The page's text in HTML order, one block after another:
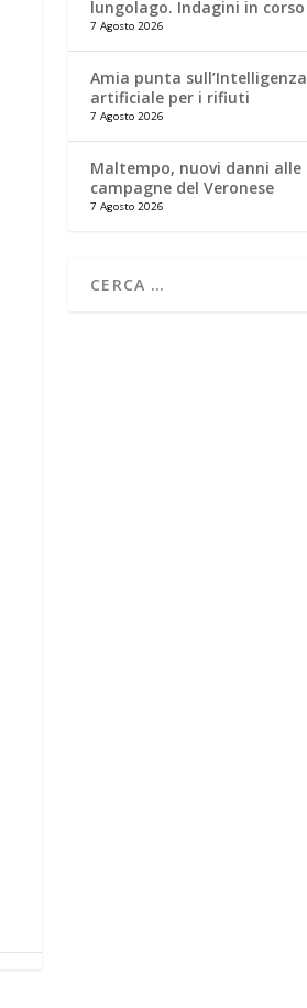
lungolago. Indagini in corso
7 Agosto 2026
Amia punta sull’Intelligenza
artificiale per i rifiuti
7 Agosto 2026
Maltempo, nuovi danni alle
campagne del Veronese
7 Agosto 2026